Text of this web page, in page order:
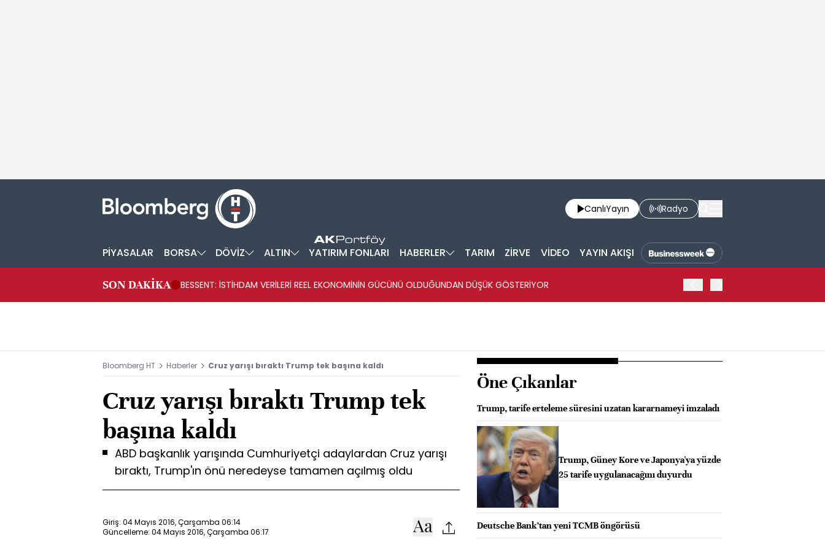
CanlıYayın Radyo
PİYASALAR BORSA DÖVİZ ALTIN YATIRIM FONLARI HABERLER TARIM ZİRVE VİDEO YAYIN AKIŞI
SON DAKİKA BESSENT: İSTİHDAM VERİLERİ REEL EKONOMİNİN GÜCÜNÜ OLDUĞUNDAN DÜŞÜK GÖSTERİYOR
Bloomberg HT Haberler Cruz yarışı bıraktı Trump tek başına kaldı
Cruz yarışı bıraktı Trump tek
başına kaldı
ABD başkanlık yarışında Cumhuriyetçi adaylardan Cruz yarışı
bıraktı, Trump'ın önü neredeyse tamamen açılmış oldu
Giriş: 04 Mayıs 2016, Çarşamba 06:14
Güncelleme: 04 Mayıs 2016, Çarşamba 06:17
Öne Çıkanlar
Trump, tarife erteleme süresini uzatan kararnameyi imzaladı
Trump, Güney Kore ve Japonya'ya yüzde
25 tarife uygulanacağını duyurdu
Deutsche Bank’tan yeni TCMB öngörüsü